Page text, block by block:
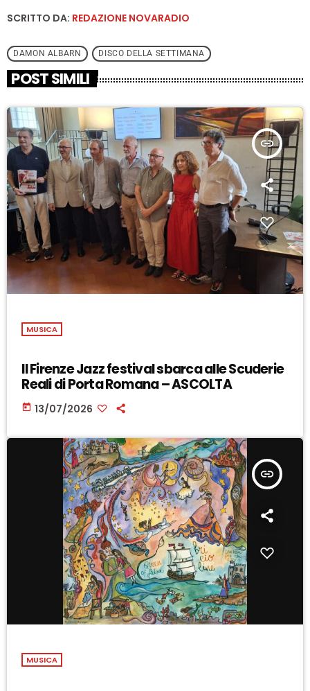
SCRITTO DA: REDAZIONE NOVARADIO
DAMON ALBARN DISCO DELLA SETTIMANA
POST SIMILI
insert_link
MUSICA
Il Firenze Jazz festival sbarca alle Scuderie
Reali di Porta Romana – ASCOLTA
today 13/07/2026
insert_link
MUSICA